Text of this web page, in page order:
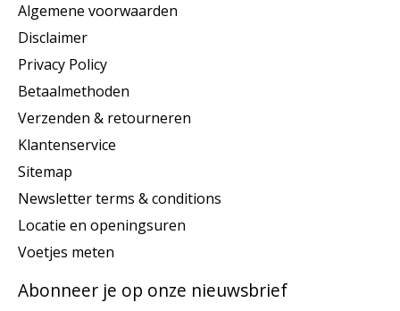
Algemene voorwaarden
Disclaimer
Privacy Policy
Betaalmethoden
Verzenden & retourneren
Klantenservice
Sitemap
Newsletter terms & conditions
Locatie en openingsuren
Voetjes meten
Abonneer je op onze nieuwsbrief